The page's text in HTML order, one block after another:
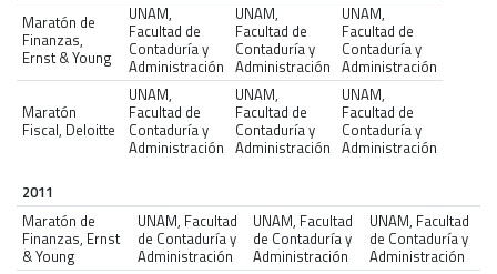
Maratón de
Finanzas,
Ernst & Young
UNAM,
Facultad de
Contaduría y
Administración
UNAM,
Facultad de
Contaduría y
Administración
UNAM,
Facultad de
Contaduría y
Administración
Maratón
Fiscal, Deloitte
UNAM,
Facultad de
Contaduría y
Administración
UNAM,
Facultad de
Contaduría y
Administración
UNAM,
Facultad de
Contaduría y
Administración
2011
Maratón de
Finanzas, Ernst
& Young
UNAM, Facultad
de Contaduría y
Administración
UNAM, Facultad
de Contaduría y
Administración
UNAM, Facultad
de Contaduría y
Administración